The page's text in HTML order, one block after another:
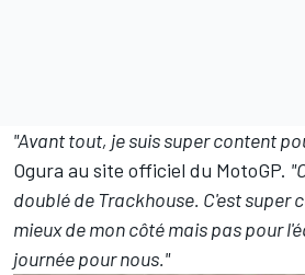
"Avant tout, je suis super content
Ogura au site officiel du MotoGP.
doublé de Trackhouse. C'est super
mieux de mon côté mais pas pour
journée pour nous."